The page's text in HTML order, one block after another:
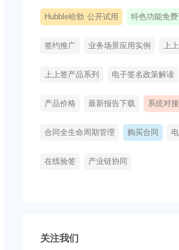
Hubble哈勃 公开试用 特色功能免费
签约推广 业务场景应用实例 上
上上签产品系列 电子签名政策解读
产品价格 最新报告下载 系统对接
合同全生命周期管理 购买合同
在线验签 产业链协同
关注我们